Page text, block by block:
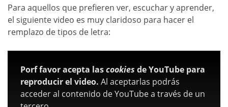
Para aquellos que prefieren ver, escuchar y aprender,
el siguiente video es muy claridoso para hacer el
remplazo de tipos de letra:
Porf favor acepta lascookies de YouTube para
reproducir el video. Al aceptarlas podrás
acceder al contenido de YouTube a través de un